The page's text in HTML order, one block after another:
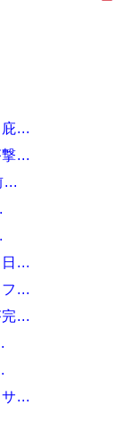
...
...
...
...
...
...
...